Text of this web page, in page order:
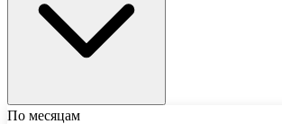
По месяцам